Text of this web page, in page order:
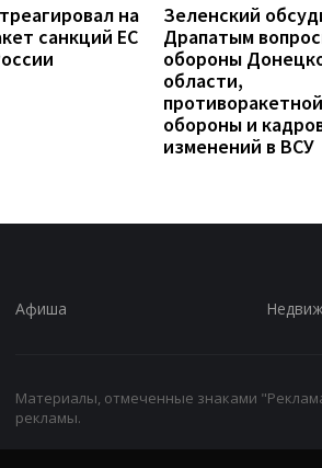
на
санкций ЕС
Зеленский
Драпатым
обороны
области,
противоракетной
обороны и
изменений в ВСУ
Афиша
Материалы, отмеченные знаками
рекламы.